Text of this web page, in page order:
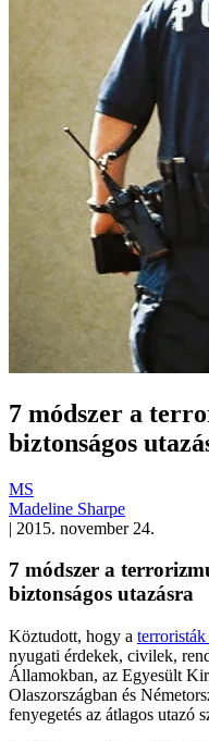
7 módszer a
biztonságos
MS
Madeline Sharpe
| 2015. november 24.
7 módszer a
biztonságos utazásra
Köztudott, hogy a
nyugati érdekek, civilek,
Államokban, az Egyesült
Olaszországban és
fenyegetés az átlagos utazó